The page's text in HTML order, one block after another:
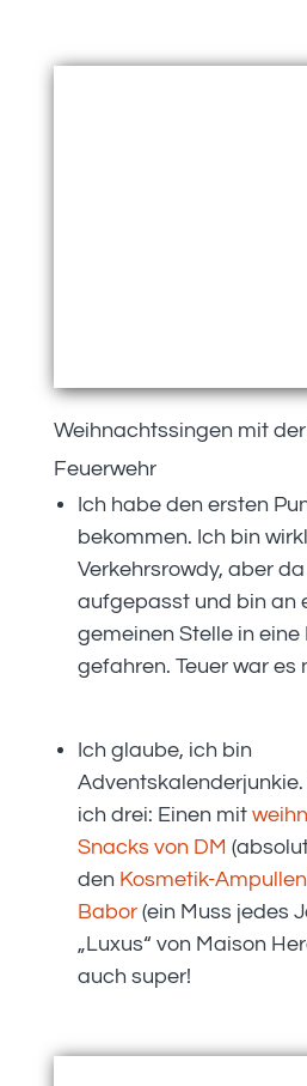
Weihnachtssingen mit
Feuerwehr
Ich habe den ersten
bekommen. Ich bin
Verkehrsrowdy, aber
aufgepasst und bin an
gemeinen Stelle in
gefahren. Teuer war es
Ich glaube, ich bin
ich drei: Einen mit
Snacks von DM
den Kosmetik-
Babor(ein Muss jedes
„Luxus“ von Maison
auch super!